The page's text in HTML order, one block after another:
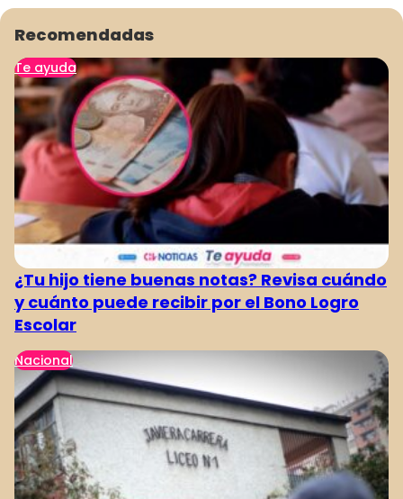
Recomendadas
Te ayuda
¿Tu hijo tiene buenas notas? Revisa cuándo
y cuánto puede recibir por el Bono Logro
Escolar
Nacional